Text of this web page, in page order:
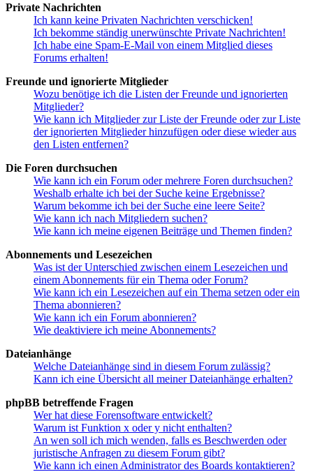
Private Nachrichten
Ich kann keine Privaten Nachrichten verschicken!
Ich bekomme ständig unerwünschte Private Nachrichten!
Ich habe eine Spam-E-Mail von einem Mitglied dieses
Forums erhalten!
Freunde und ignorierte Mitglieder
Wozu benötige ich die Listen der Freunde und ignorierten
Mitglieder?
Wie kann ich Mitglieder zur Liste der Freunde oder zur Liste
der ignorierten Mitglieder hinzufügen oder diese wieder aus
den Listen entfernen?
Die Foren durchsuchen
Wie kann ich ein Forum oder mehrere Foren durchsuchen?
Weshalb erhalte ich bei der Suche keine Ergebnisse?
Warum bekomme ich bei der Suche eine leere Seite?
Wie kann ich nach Mitgliedern suchen?
Wie kann ich meine eigenen Beiträge und Themen finden?
Abonnements und Lesezeichen
Was ist der Unterschied zwischen einem Lesezeichen und
einem Abonnements für ein Thema oder Forum?
Wie kann ich ein Lesezeichen auf ein Thema setzen oder ein
Thema abonnieren?
Wie kann ich ein Forum abonnieren?
Wie deaktiviere ich meine Abonnements?
Dateianhänge
Welche Dateianhänge sind in diesem Forum zulässig?
Kann ich eine Übersicht all meiner Dateianhänge erhalten?
phpBB betreffende Fragen
Wer hat diese Forensoftware entwickelt?
Warum ist Funktion x oder y nicht enthalten?
An wen soll ich mich wenden, falls es Beschwerden oder
juristische Anfragen zu diesem Forum gibt?
Wie kann ich einen Administrator des Boards kontaktieren?